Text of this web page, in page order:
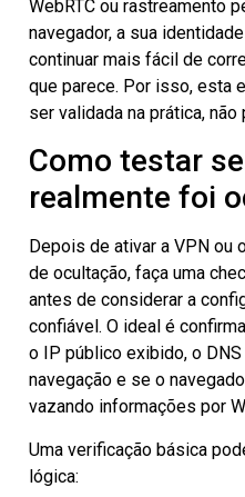
WebRTC ou rastreamento
navegador, a sua
continuar mais fácil de
que parece. Por isso, esta
ser validada na prática, não
Como testar
realmente foi
Depois de ativar a VPN ou
de ocultação, faça uma
antes de considerar a
confiável. O ideal é
o IP público exibido, o DNS
navegação e se o
vazando informações por
Uma verificação básica
lógica: